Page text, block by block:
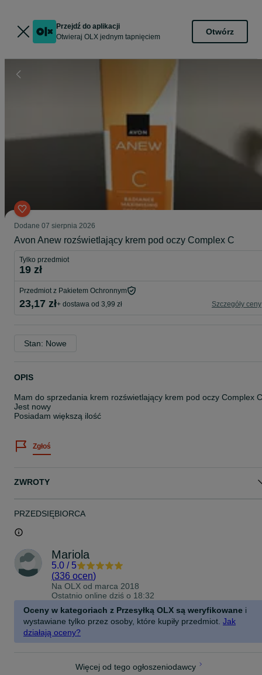
Przejdź do aplikacji
Otwieraj OLX jednym tapnięciem
Otwórz
Dodane 07 sierpnia 2026
Avon Anew rozświetlający krem pod oczy Complex C
Tylko przedmiot
19 zł
Przedmiot z Pakietem Ochronnym
23,17 zł+ dostawa od 3,99 zł Szczegóły ceny
Stan: Nowe
OPIS
Mam do sprzedania krem rozświetlający krem pod oczy Complex C
Jest nowy
Posiadam większą ilość
Zgłoś
ZWROTY
PRZEDSIĘBIORCA
Mariola
5.0 / 5
(336 ocen)
Na OLX od marca 2018
Ostatnio online dziś o 18:32
Oceny w kategoriach z Przesyłką OLX są weryfikowane i
wystawiane tylko przez osoby, które kupiły przedmiot. Jak
działają oceny?
Więcej od tego ogłoszeniodawcy